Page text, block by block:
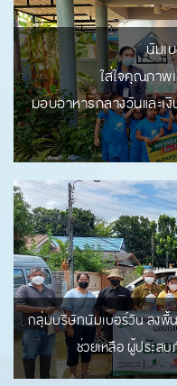
นัมเ
ใส่ใจคุณภาพ
มอบอาหารกลางวันและ
กลุ่มบริษัทนัมเบอร์วัน ลงพื้
ช่วยเหลือ ผู้ประส
ในช่วงหน้าฝนนี้ บริษัท นัม
ใส่ใจในสุขภาพและความ
ONE life bangna โดย
อย่างต่อเนื่อง เพื่อป้องกัน
เช่น ไข้เลือดออก ซึ่งเป็น
การฉีดพ่นกำจัดยุงในโคร